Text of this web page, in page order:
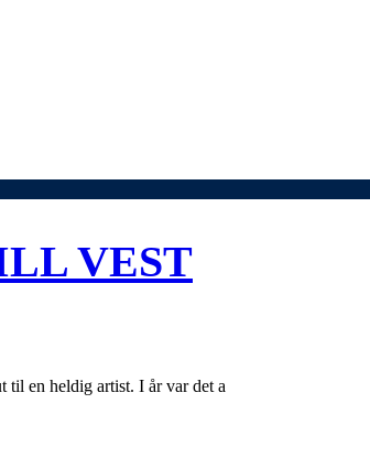
VEST
en heldig artist. I år var det a